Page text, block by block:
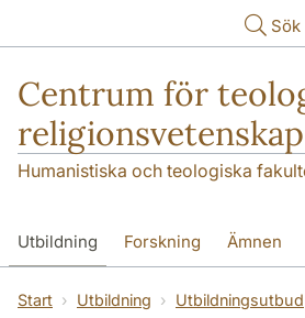
Sök
Centrum för
religionsvetenskap
Humanistiska och teologiska
Utbildning Forskning Ämnen
Institutionen
Start Utbildning Utbildningsutbud